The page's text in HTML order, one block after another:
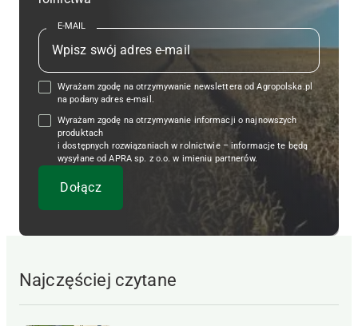
E-MAIL
Wyrażam zgodę na otrzymywanie newslettera od Agropolska.pl
na podany adres e-mail.
Wyrażam zgodę na otrzymywanie informacji o najnowszych
produktach
i dostępnych rozwiązaniach w rolnictwie – informacje te będą
wysyłane od APRA sp. z o.o. w imieniu partnerów.
Najczęściej czytane